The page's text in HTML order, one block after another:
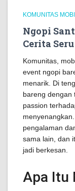
KOMUNITAS
Ngopi
Cerita
Komunitas,
event ngopi
menarik. Di
bareng dengan
passion
pengalaman
sama lain, dan
jadi berkesan.
Apa Itu